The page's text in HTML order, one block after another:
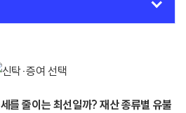
를 줄이는 최선일까? 재산 종류별 유불